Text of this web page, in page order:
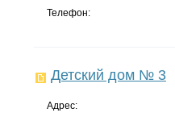
Телефон:
Детский дом № 3
Адрес: